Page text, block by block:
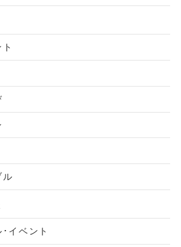
ル
イベント